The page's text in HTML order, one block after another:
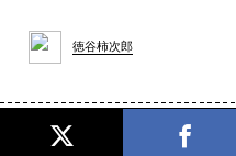
徳谷柿次郎